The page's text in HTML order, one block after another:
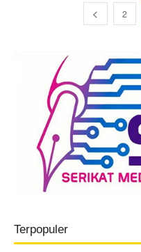
2
Terpopuler